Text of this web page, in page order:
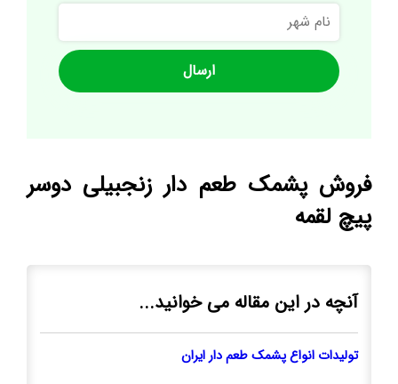
نام
شهر
فروش پشمک طعم دار زنجبیلی دوسر
پیچ لقمه
آنچه در این مقاله می خوانید...
توليدات انواع پشمک طعم دار ايران